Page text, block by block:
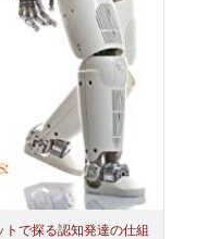
で探る認知発達の仕組